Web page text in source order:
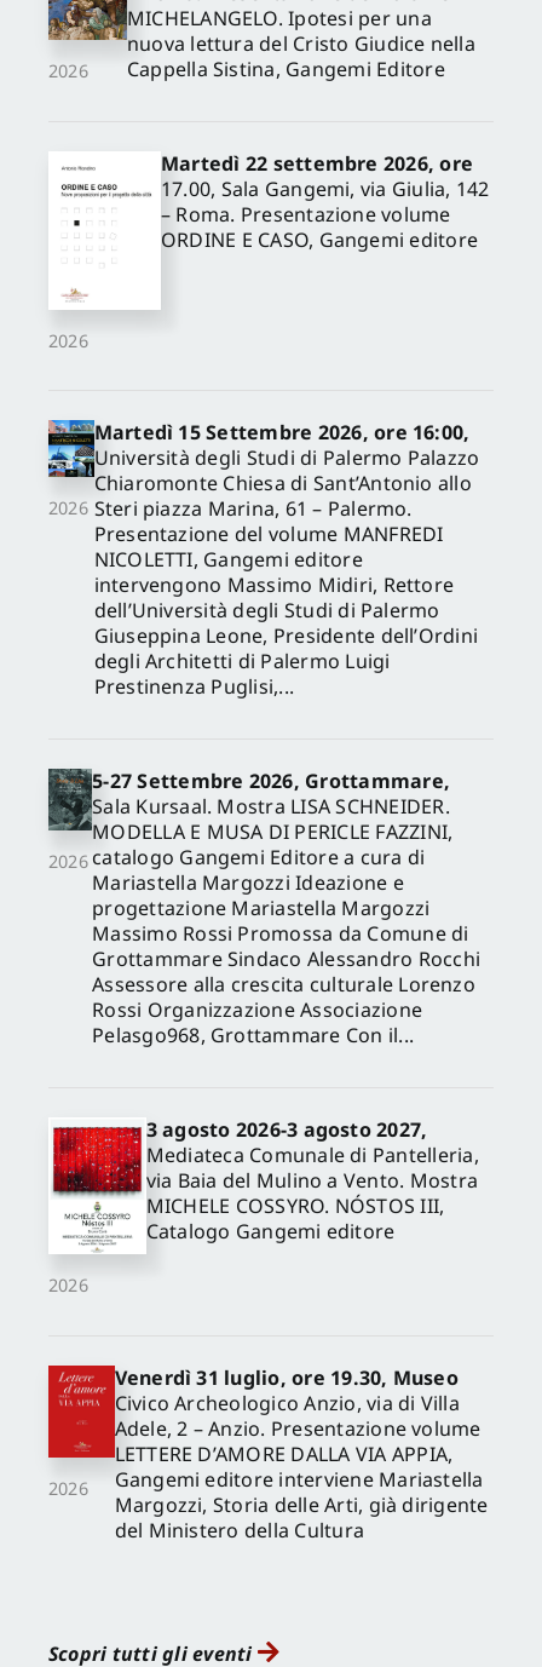
2026
MICHELANGELO. Ipotesi per una
nuova lettura del Cristo Giudice nella
Cappella Sistina, Gangemi Editore
2026
Martedì 22 settembre 2026, ore
17.00, Sala Gangemi, via Giulia, 142
– Roma. Presentazione volume
ORDINE E CASO, Gangemi editore
2026
Martedì 15 Settembre 2026, ore 16:00,
Università degli Studi di Palermo Palazzo
Chiaromonte Chiesa di Sant’Antonio allo
Steri piazza Marina, 61 – Palermo.
Presentazione del volume MANFREDI
NICOLETTI, Gangemi editore
intervengono Massimo Midiri, Rettore
dell’Università degli Studi di Palermo
Giuseppina Leone, Presidente dell’Ordini
degli Architetti di Palermo Luigi
Prestinenza Puglisi,...
2026
5-27 Settembre 2026, Grottammare,
Sala Kursaal. Mostra LISA SCHNEIDER.
MODELLA E MUSA DI PERICLE FAZZINI,
catalogo Gangemi Editore a cura di
Mariastella Margozzi Ideazione e
progettazione Mariastella Margozzi
Massimo Rossi Promossa da Comune di
Grottammare Sindaco Alessandro Rocchi
Assessore alla crescita culturale Lorenzo
Rossi Organizzazione Associazione
Pelasgo968, Grottammare Con il...
2026
3 agosto 2026-3 agosto 2027,
Mediateca Comunale di Pantelleria,
via Baia del Mulino a Vento. Mostra
MICHELE COSSYRO. NÓSTOS III,
Catalogo Gangemi editore
2026
Venerdì 31 luglio, ore 19.30, Museo
Civico Archeologico Anzio, via di Villa
Adele, 2 – Anzio. Presentazione volume
LETTERE D’AMORE DALLA VIA APPIA,
Gangemi editore interviene Mariastella
Margozzi, Storia delle Arti, già dirigente
del Ministero della Cultura
Scopri tutti gli eventi